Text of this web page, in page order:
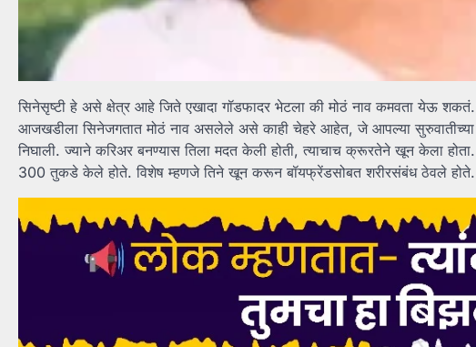
सिनेसृष्टी हे असे क्षेत्र आहे जिते एखादा गॉडफादर भेटला की मोठं नाव कमवता येऊ
आजखडीला सिनेजगतात मोठं नाव असलेले असे काही चेहरे आहेत, जे आपल्या
निघाली. ज्याने करिअर बनण्यास तिला मदत केली होती, त्याचाच क्रूरतेने खून केला
300 तुकडे केले होते. विशेष म्हणजे तिने खून करून बॉयफ्रेंडसोबत शरीरसंबंध ठेवले होते.